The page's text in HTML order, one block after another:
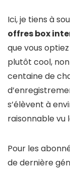
Ici, je tiens à
offres box
que vous optiez
plutôt cool,
centaine de
s’élèvent à
raisonnable vu
Pour les
de dernière